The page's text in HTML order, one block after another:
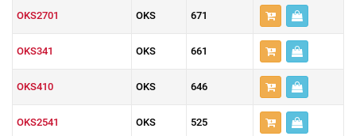
OKS2701 OKS 671
OKS341 OKS 661
OKS410 OKS 646
OKS2541 OKS 525